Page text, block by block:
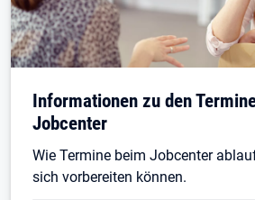
Informationen zu den
Jobcenter
Wie Termine beim Jobcenter
sich vorbereiten können.